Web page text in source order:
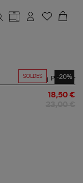
SOLDES -20%
Partager
18,50 €